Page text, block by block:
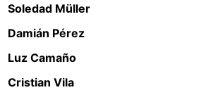
Soledad Müller
Damián Pérez
Luz Camaño
Cristian Vila